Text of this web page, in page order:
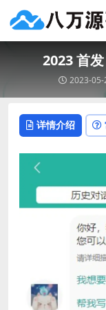
2023 首
2023-05-
详情介绍